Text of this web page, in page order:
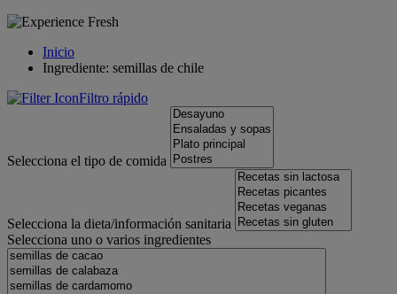
Inicio
Ingrediente: semillas de chile
Filtro rápido
Selecciona el tipo de comida
Selecciona la dieta/información sanitaria
Selecciona uno o varios ingredientes